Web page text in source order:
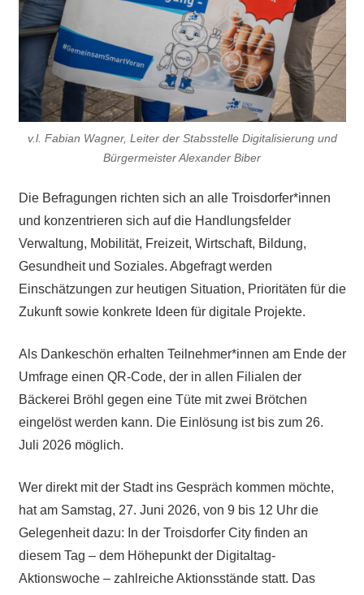
v.l. Fabian Wagner, Leiter der Stabsstelle Digitalisierung und
Bürgermeister Alexander Biber
Die Befragungen richten sich an alle Troisdorfer*innen
und konzentrieren sich auf die Handlungsfelder
Verwaltung, Mobilität, Freizeit, Wirtschaft, Bildung,
Gesundheit und Soziales. Abgefragt werden
Einschätzungen zur heutigen Situation, Prioritäten für die
Zukunft sowie konkrete Ideen für digitale Projekte.
Als Dankeschön erhalten Teilnehmer*innen am Ende der
Umfrage einen QR-Code, der in allen Filialen der
Bäckerei Bröhl gegen eine Tüte mit zwei Brötchen
eingelöst werden kann. Die Einlösung ist bis zum 26.
Juli 2026 möglich.
Wer direkt mit der Stadt ins Gespräch kommen möchte,
hat am Samstag, 27. Juni 2026, von 9 bis 12 Uhr die
Gelegenheit dazu: In der Troisdorfer City finden an
diesem Tag – dem Höhepunkt der Digitaltag-
Aktionswoche – zahlreiche Aktionsstände statt. Das